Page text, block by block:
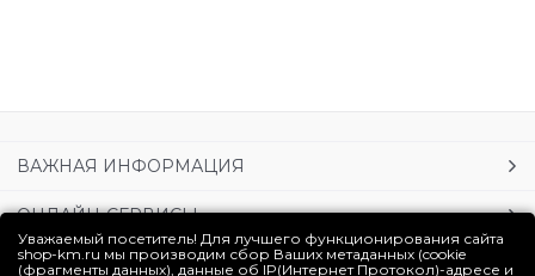
ВАЖНАЯ ИНФОРМАЦИЯ
ОНЛАЙН-СЕРВИСЫ
УСЛУГИ
Уважаемый посетитель! Для лучшего функционирования сайта
shop-km.ru мы производим сбор Ваших метаданных (cookie
(фрагменты данных), данные об IP(Интернет Протокол)-адресе и